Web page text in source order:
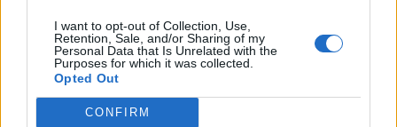
I want to opt-out of Collection, Use,
Retention, Sale, and/or Sharing of my
Personal Data that Is Unrelated with the
Purposes for which it was collected.
Opted Out
CONFIRM
26-07-2026 - Κανένα σχόλιο